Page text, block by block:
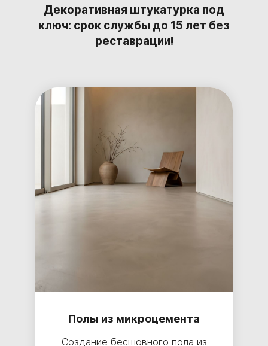
Декоративная штукатурка под
ключ: срок службы до 15 лет без
реставрации!
Полы из микроцемента
Создание бесшовного пола из